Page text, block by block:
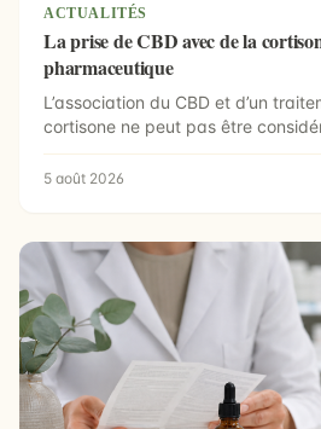
ACTUALITÉS
La prise de CBD avec de la
pharmaceutique
L’association du CBD et d’un
cortisone ne peut pas être
automatiquement ...
5 août 2026